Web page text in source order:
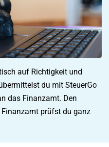
auf Richtigkeit und
du mit SteuerGo
das Finanzamt. Den
prüfst du ganz